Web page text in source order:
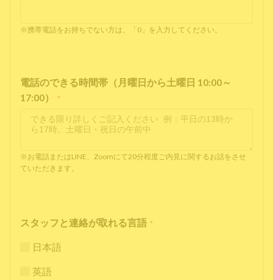
※携帯電話をお持ちでない方は、「0」を入力してください。
電話のできる時間帯（月曜日から土曜日 10:00～
17:00）
*
※お電話またはLINE、Zoomにて20分程度ご内見に関するお話をさせ
ていただきます。
スタッフと連絡が取れる言語 *
日本語
英語